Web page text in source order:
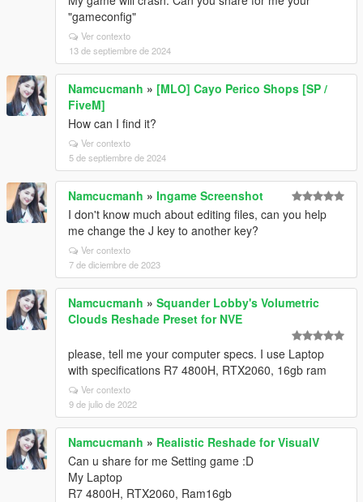
"gameconfig"
Ver contexto
13 de septiembre de 2024
Namcucmanh » [MLO] Cayo Perico Shops [SP /
FiveM]
How can I find it?
Ver contexto
5 de septiembre de 2024
Namcucmanh » Ingame Screenshot
I don't know much about editing files, can you help
me change the J key to another key?
Ver contexto
7 de diciembre de 2023
Namcucmanh » Squander Lobby's Volumetric
Clouds Reshade Preset for NVE
please, tell me your computer specs. I use Laptop
with specifications R7 4800H, RTX2060, 16gb ram
Ver contexto
9 de julio de 2022
Namcucmanh » Realistic Reshade for VisualV
Can u share for me Setting game :D
My Laptop
R7 4800H, RTX2060, Ram16gb